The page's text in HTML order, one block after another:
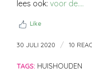
lees ook: voor de….
Like
30 JULI 2020 / 10
TAGS: HUISHOUDEN